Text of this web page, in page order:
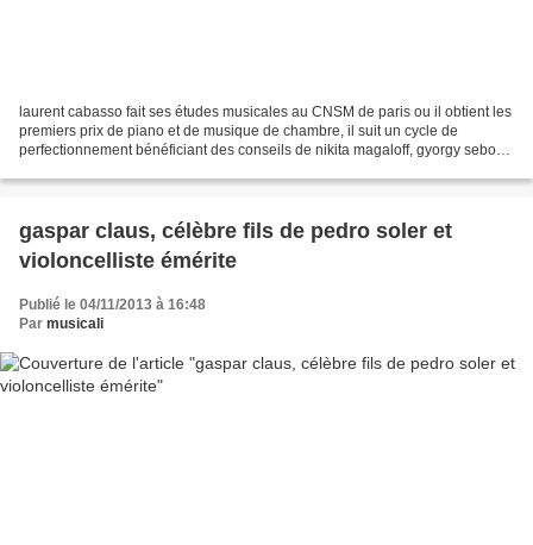
laurent cabasso fait ses études musicales au CNSM de paris ou il obtient les
premiers prix de piano et de musique de chambre, il suit un cycle de
perfectionnement bénéficiant des conseils de nikita magaloff, gyorgy sebok,
gaspar claus, célèbre fils de pedro soler et
violoncelliste émérite
Publié le 04/11/2013 à 16:48
Par musicali